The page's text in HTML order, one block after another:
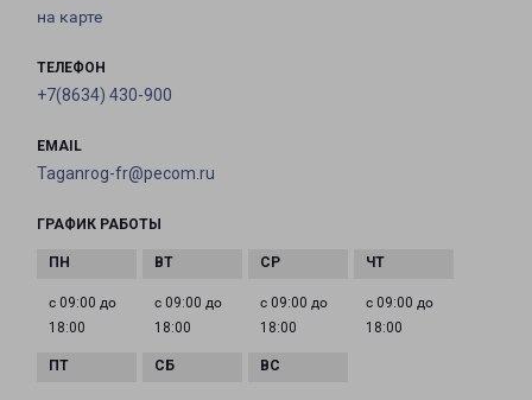
на карте
ТЕЛЕФОН
+7(8634) 430-900
EMAIL
Taganrog-fr@pecom.ru
ГРАФИК РАБОТЫ
с 09:00 до
18:00
с 09:00 до
18:00
с 09:00 до
18:00
с 09:00 до
18:00